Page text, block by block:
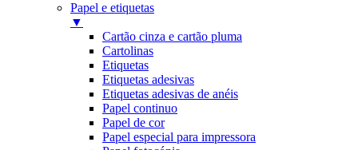
Papel e etiquetas
▼
Cartão cinza e cartão pluma
Cartolinas
Etiquetas
Etiquetas adesivas
Etiquetas adesivas de anéis
Papel continuo
Papel de cor
Papel especial para impressora